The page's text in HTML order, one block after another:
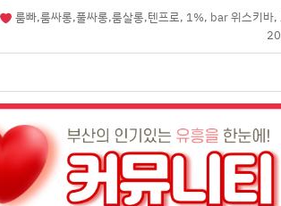
룸빠,룸싸롱,풀싸롱,룸살롱,텐프로, 1%, bar 위스키바,